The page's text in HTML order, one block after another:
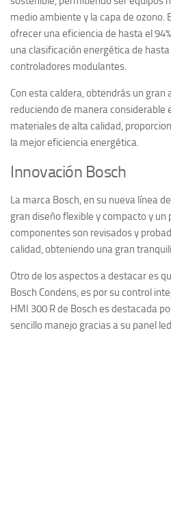
Gran eficiencia
La marca Bosch, proporciona en su
equipos con una gran eficiencia,
sostenible, permitiendo ser equipos
medio ambiente y la capa de ozono.
ofrecer una eficiencia de hasta el
una clasificación energética de hasta
controladores modulantes.
Con esta caldera, obtendrás un gran
reduciendo de manera considerable
materiales de alta calidad,
la mejor eficiencia energética.
Innovación Bosch
La marca Bosch, en su nueva línea